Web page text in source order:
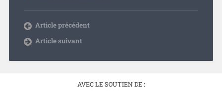
Article précédent
Article suivant
AVEC LE SOUTIEN DE :